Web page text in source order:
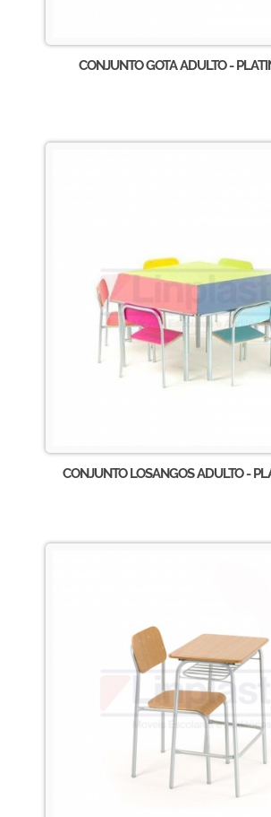
CONJUNTO GOTA ADULTO -
CONJUNTO LOSANGOS ADULTO -